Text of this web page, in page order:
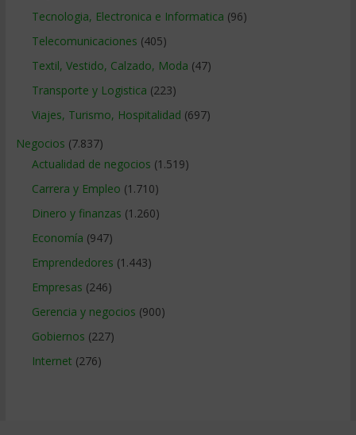
Tecnologia, Electronica e Informatica (96)
Telecomunicaciones (405)
Textil, Vestido, Calzado, Moda (47)
Transporte y Logistica (223)
Viajes, Turismo, Hospitalidad (697)
Negocios (7.837)
Actualidad de negocios (1.519)
Carrera y Empleo (1.710)
Dinero y finanzas (1.260)
Economía (947)
Emprendedores (1.443)
Empresas (246)
Gerencia y negocios (900)
Gobiernos (227)
Internet (276)